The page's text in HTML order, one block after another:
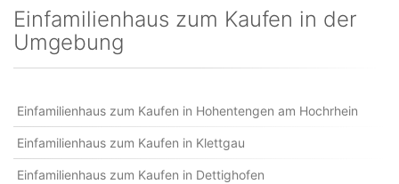
Einfamilienhaus zum Kaufen in der
Umgebung
Einfamilienhaus zum Kaufen in Hohentengen am Hochrhein
Einfamilienhaus zum Kaufen in Klettgau
Einfamilienhaus zum Kaufen in Dettighofen